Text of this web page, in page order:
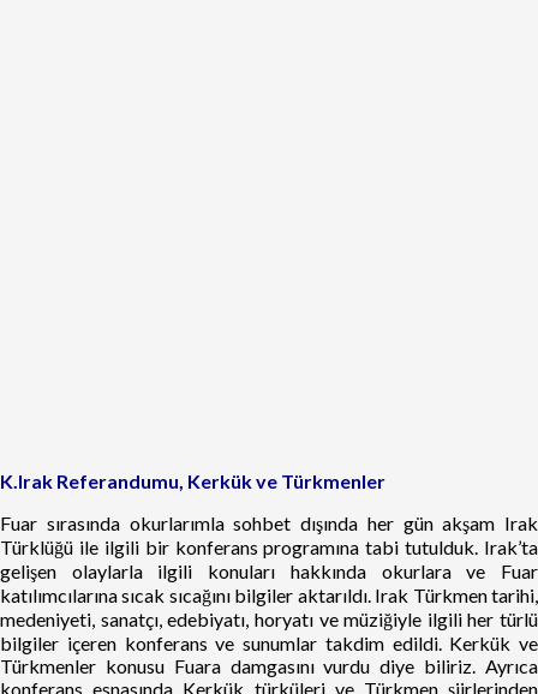
K.Irak Referandumu, Kerkük ve Türkmenler
Fuar sırasında okurlarımla sohbet dışında her gün akşam Irak
Türklüğü ile ilgili bir konferans programına tabi tutulduk. Irak’ta
gelişen olaylarla ilgili konuları hakkında okurlara ve Fuar
katılımcılarına sıcak sıcağını bilgiler aktarıldı. Irak Türkmen tarihi,
medeniyeti, sanatçı, edebiyatı, horyatı ve müziğiyle ilgili her türlü
bilgiler içeren konferans ve sunumlar takdim edildi. Kerkük ve
Türkmenler konusu Fuara damgasını vurdu diye biliriz. Ayrıca
konferans esnasında Kerkük türküleri ve Türkmen şiirlerinden